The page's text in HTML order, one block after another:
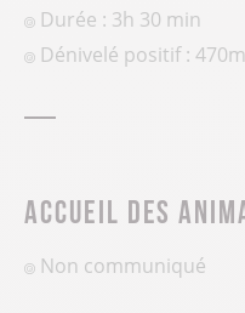
Durée : 3h 30 min
Dénivelé positif : 470m
Accueil des
Non communiqué